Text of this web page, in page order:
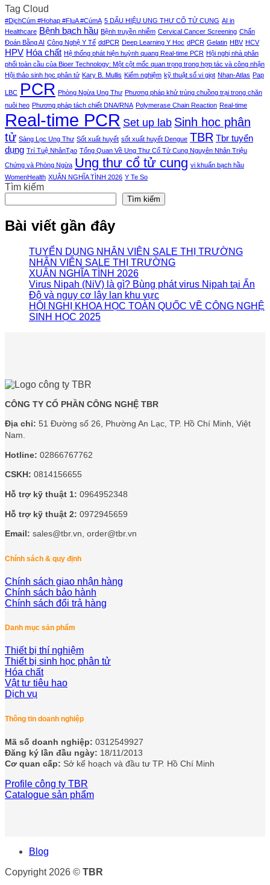
Tag Cloud
#DịchCúm #Hohap #FluA #CúmA 5 DẤU HIỆU UNG THƯ CỔ TỬ CUNG AI in
Healthcare Bệnh bạch hầu Bệnh truyền nhiễm Cervical Cancer Screening Chẩn
Đoán Bằng AI Công Nghệ Y Tế ddPCR Deep Learning Y Hoc dPCR Gelatin HBV HCV
HPV Hóa chất Hệ thống phát hiện huỳnh quang Real-time PCR Hội nghị nhà phân
phối toàn cầu của Bioer Technology: Một cột mốc quan trọng trong hợp tác và công nhận
Hội thảo sinh học phân tử Kary B. Mullis Kiểm nghiệm kỹ thuật số vi giọt Nhan-Atlas Pap
LBC PCR Phòng Ngừa Ung Thư Phương pháp khử trùng chuồng trại trong chăn
nuôi heo Phương pháp tách chiết DNA/RNA Polymerase Chain Reaction Real-time
Real-time PCR Set up lab Sinh học phân
tử Sàng Lọc Ung Thư Sốt xuất huyết sốt xuất huyết Dengue TBR Tbr tuyển
dụng Trí Tuệ NhânTạo Tổng Quan Về Ung Thư Cổ Tử Cung Nguyên Nhân Triệu
Chứng và Phòng Ngừa Ung thư cổ tử cung vi khuẩn bạch hầu
WomenHealth XUÂN NGHĨA TÌNH 2026 Y Te So
Tìm kiếm
Tìm kiếm
Bài viết gần đây
TUYỂN DỤNG NHÂN VIÊN SALE THỊ TRƯỜNG
NHÂN VIÊN SALE THỊ TRƯỜNG
XUÂN NGHĨA TÌNH 2026
Virus Nipah (NiV) là gì? Bùng phát virus Nipah tại Ấn
Độ và nguy cơ lây lan khu vực
HỘI NGHỊ KHOA HỌC TOÀN QUỐC VỀ CÔNG NGHỆ
SINH HỌC 2025
CÔNG TY CỔ PHẦN CÔNG NGHỆ TBR
Địa chỉ: 51 Đường số 26, Phường An Lạc, TP. Hồ Chí Minh, Việt
Nam.
Hotline: 02866767762
CSKH: 0814156655
Hỗ trợ kỹ thuật 1: 0964952348
Hỗ trợ kỹ thuật 2: 0972945659
Email: sales@tbr.vn, order@tbr.vn
Chính sách & quy định
Chính sách giao nhận hàng
Chính sách bảo hành
Chính sách đổi trả hàng
Danh mục sản phẩm
Thiết bị thí nghiệm
Thiết bị sinh học phân tử
Hóa chất
Vật tư tiêu hao
Dịch vụ
Thông tin doanh nghiệp
Mã số doanh nghiệp: 0312549927
Đăng ký lần đầu ngày: 18/11/2013
Cơ quan cấp: Sở kế hoạch và đầu tư TP. Hồ Chí Minh
Profile công ty TBR
Catalogue sản phẩm
Blog
Copyright 2026 © TBR